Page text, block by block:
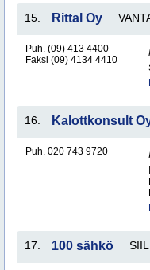
15. Rittal Oy
Puh. (09) 413 4400
Faksi (09) 4134 4410
16. Kalottkonsult
Puh. 020 743 9720
17. 100 sähkö